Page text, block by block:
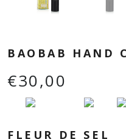
BAOBAB HAND
€30,00
FLEUR DE SEL